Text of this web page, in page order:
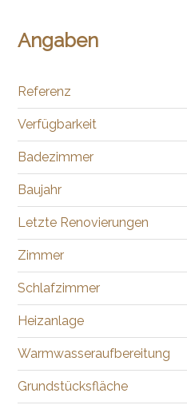
Angaben
Referenz
Verfügbarkeit
Badezimmer
Baujahr
Letzte Renovierungen
Zimmer
Schlafzimmer
Heizanlage
Warmwasseraufbereitung
Grundstücksfläche